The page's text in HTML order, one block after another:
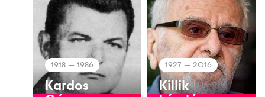
1918 — 1986
Kardos
1927 — 2016
Killik